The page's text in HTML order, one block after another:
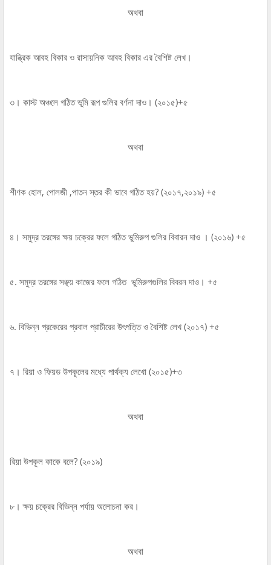
অথবা
যান্ত্রিক আবহ বিকার ও রাসায়নিক আবহ বিকার এর বৈশিষ্ট লেখ।
৩। কাস্ট অঞ্চলে গঠিত ভূমি রূপ গুলির বর্ণনা দাও। (২০১৫)+৫
অথবা
শীণক হোল, পোলজী ,পাতন স্তর কী ভাবে গঠিত হয়? (২০১৭,২০১৯) +৫
৪। সমুদ্র তরঙ্গের ক্ষয় চক্রের ফলে গঠিত ভুমিরুপ গুলির বিবারন দাও । (২০১৬) +৫
৫. সমুদ্র তরঙ্গের সঞ্ছয় কাজের ফলে গঠিত ভুমিরুপগুলির বিবরন দাও। +৫
৬. বিভিন্ন প্রকেরের প্রবাল প্রাচীরের উৎপত্তি ও বৈশিষ্ট লেখ (২০১৭) +৫
৭। রিয়া ও ফিয়ড উপকূলের মধ্যে পার্থক্য লেখো (২০১৫)+৩
অথবা
রিয়া উপকূল কাকে বলে? (২০১৯)
৮। ক্ষয় চক্রের বিভিন্ন পর্যায় অলোচনা কর।
অথবা